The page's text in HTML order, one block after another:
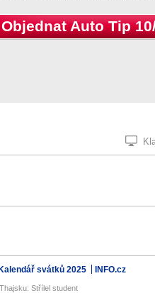
Objednat Auto Tip
Kalendář svátků 2025 INFO.cz
Střílel student